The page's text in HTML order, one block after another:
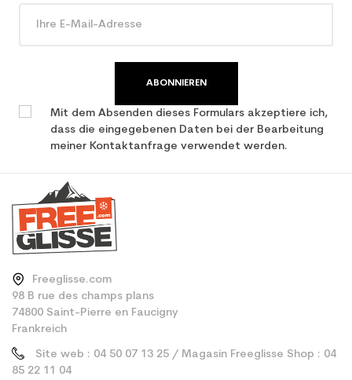
ABONNIEREN
Mit dem Absenden dieses Formulars akzeptiere ich,
dass die eingegebenen Daten bei der Bearbeitung
meiner Kontaktanfrage verwendet werden.
Freeglisse.com
98 B rue des champs plans
74800 Saint-Pierre en Faucigny
Frankreich
Site web : 04 50 07 13 25 / Magasin Freeglisse Shop : 04
85 22 11 04